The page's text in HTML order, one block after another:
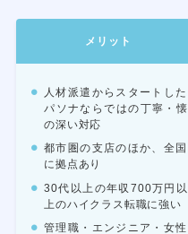
メリット
人材派遣からスタートした
パソナならではの丁寧・懐
の深い対応
都市圏の支店のほか、全国
に拠点あり
30代以上の年収700万円以
上のハイクラス転職に強い
管理職・エンジニア・女性